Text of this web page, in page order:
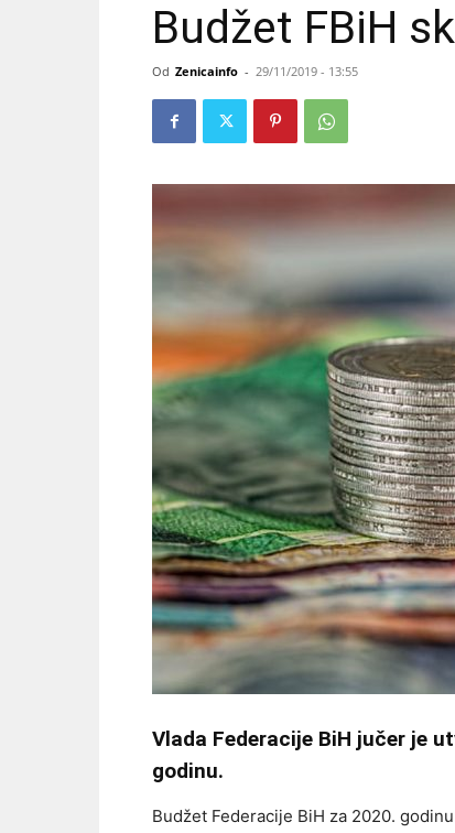
Budžet FBiH
Od Zenicainfo - 29/11/2019 - 13:55
Vlada Federacije BiH jučer je
godinu.
Budžet Federacije BiH za 2020.